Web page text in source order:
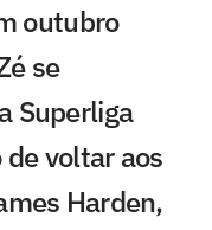
outubro
se
Superliga
voltar aos
Harden,